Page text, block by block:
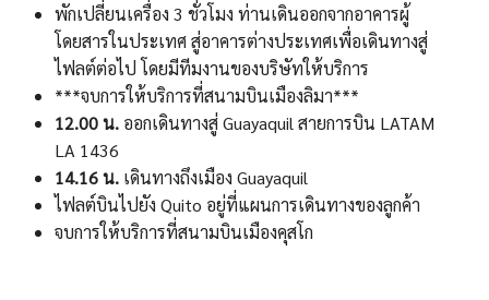
พักเปลี่ยนเครื่อง 3 ชั่วโมง ท่านเดินออกจากอาคารผู้
โดยสารในประเทศ สู่อาคารต่างประเทศเพื่อเดินทางสู่
ไฟลต์ต่อไป โดยมีทีมงานของบริษัทให้บริการ
***จบการให้บริการที่สนามบินเมืองลิมา***
12.00 น. ออกเดินทางสู่ Guayaquil สายการบิน LATAM
LA 1436
14.16 น. เดินทางถึงเมือง Guayaquil
ไฟลต์บินไปยัง Quito อยู่ที่แผนการเดินทางของลูกค้า
จบการให้บริการที่สนามบินเมืองคุสโก